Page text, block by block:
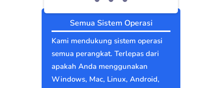
Semua Sistem Operasi
Kami mendukung sistem operasi
semua perangkat. Terlepas dari
apakah Anda menggunakan
Windows, Mac, Linux, Android,